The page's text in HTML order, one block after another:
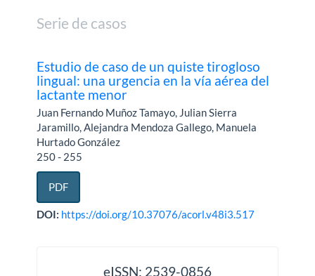
Serie de casos
Estudio de caso de un quiste tirogloso
lingual: una urgencia en la vía aérea del
lactante menor
Juan Fernando Muñoz Tamayo, Julian Sierra
Jaramillo, Alejandra Mendoza Gallego, Manuela
Hurtado González
250 - 255
PDF
DOI: https://doi.org/10.37076/acorl.v48i3.517
eISSN: 2539-0856